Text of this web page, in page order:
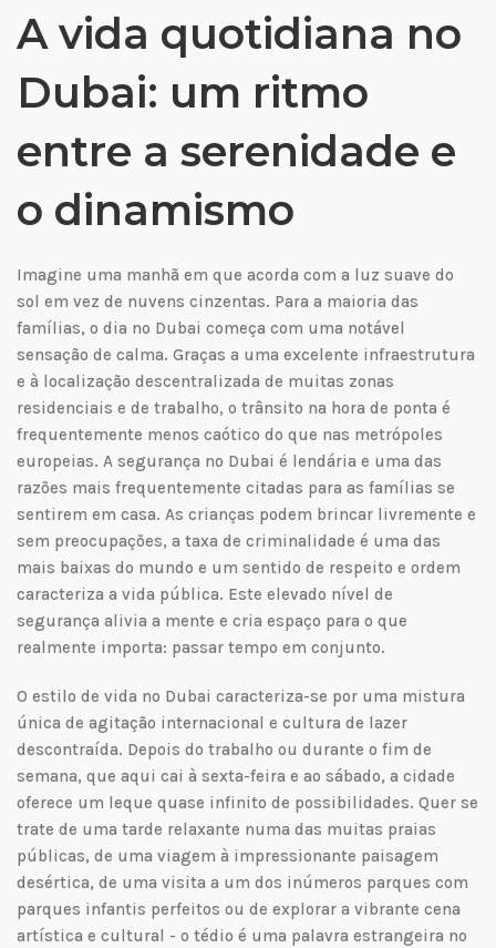
A vida quotidiana no
Dubai: um ritmo
entre a serenidade e
o dinamismo
Imagine uma manhã em que acorda com a luz suave do
sol em vez de nuvens cinzentas. Para a maioria das
famílias, o dia no Dubai começa com uma notável
sensação de calma. Graças a uma excelente infraestrutura
e à localização descentralizada de muitas zonas
residenciais e de trabalho, o trânsito na hora de ponta é
frequentemente menos caótico do que nas metrópoles
europeias. A segurança no Dubai é lendária e uma das
razões mais frequentemente citadas para as famílias se
sentirem em casa. As crianças podem brincar livremente e
sem preocupações, a taxa de criminalidade é uma das
mais baixas do mundo e um sentido de respeito e ordem
caracteriza a vida pública. Este elevado nível de
segurança alivia a mente e cria espaço para o que
realmente importa: passar tempo em conjunto.
O estilo de vida no Dubai caracteriza-se por uma mistura
única de agitação internacional e cultura de lazer
descontraída. Depois do trabalho ou durante o fim de
semana, que aqui cai à sexta-feira e ao sábado, a cidade
oferece um leque quase infinito de possibilidades. Quer se
trate de uma tarde relaxante numa das muitas praias
públicas, de uma viagem à impressionante paisagem
desértica, de uma visita a um dos inúmeros parques com
parques infantis perfeitos ou de explorar a vibrante cena
artística e cultural - o tédio é uma palavra estrangeira no